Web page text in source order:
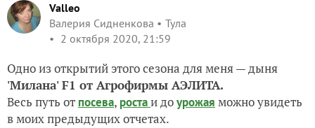
Valleo
Валерия Сидненкова
Тула
2 октября 2020, 21:59
Одно из открытий этого сезона для меня — дыня
'Милана' F1 от Агрофирмы АЭЛИТА.
Весь путь от посева, ростаи доурожая можно увидеть
в моих предыдущих отчетах.